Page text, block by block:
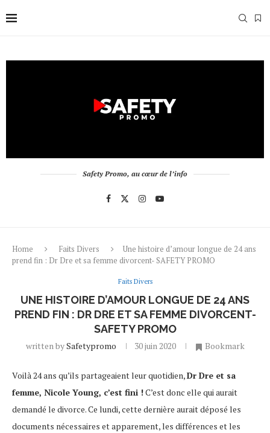
Safety Promo, au cœur de l’info
Home Faits Divers
Une histoire d’amour longue de 24 ans
prend fin : Dr Dre et sa femme divorcent- SAFETY PROMO
Faits Divers
UNE HISTOIRE D’AMOUR LONGUE DE 24 ANS
PREND FIN : DR DRE ET SA FEMME DIVORCENT-
SAFETY PROMO
written bySafetypromo 30 juin 2020 Bookmark
Voilà 24 ans qu’ils partageaient leur quotidien,Dr Dre et sa
femme, Nicole Young, c’est fini !C’est donc elle qui aurait
demandé le divorce. Ce lundi, cette dernière aurait déposé les
documents nécessaires et apparement, les différences et les